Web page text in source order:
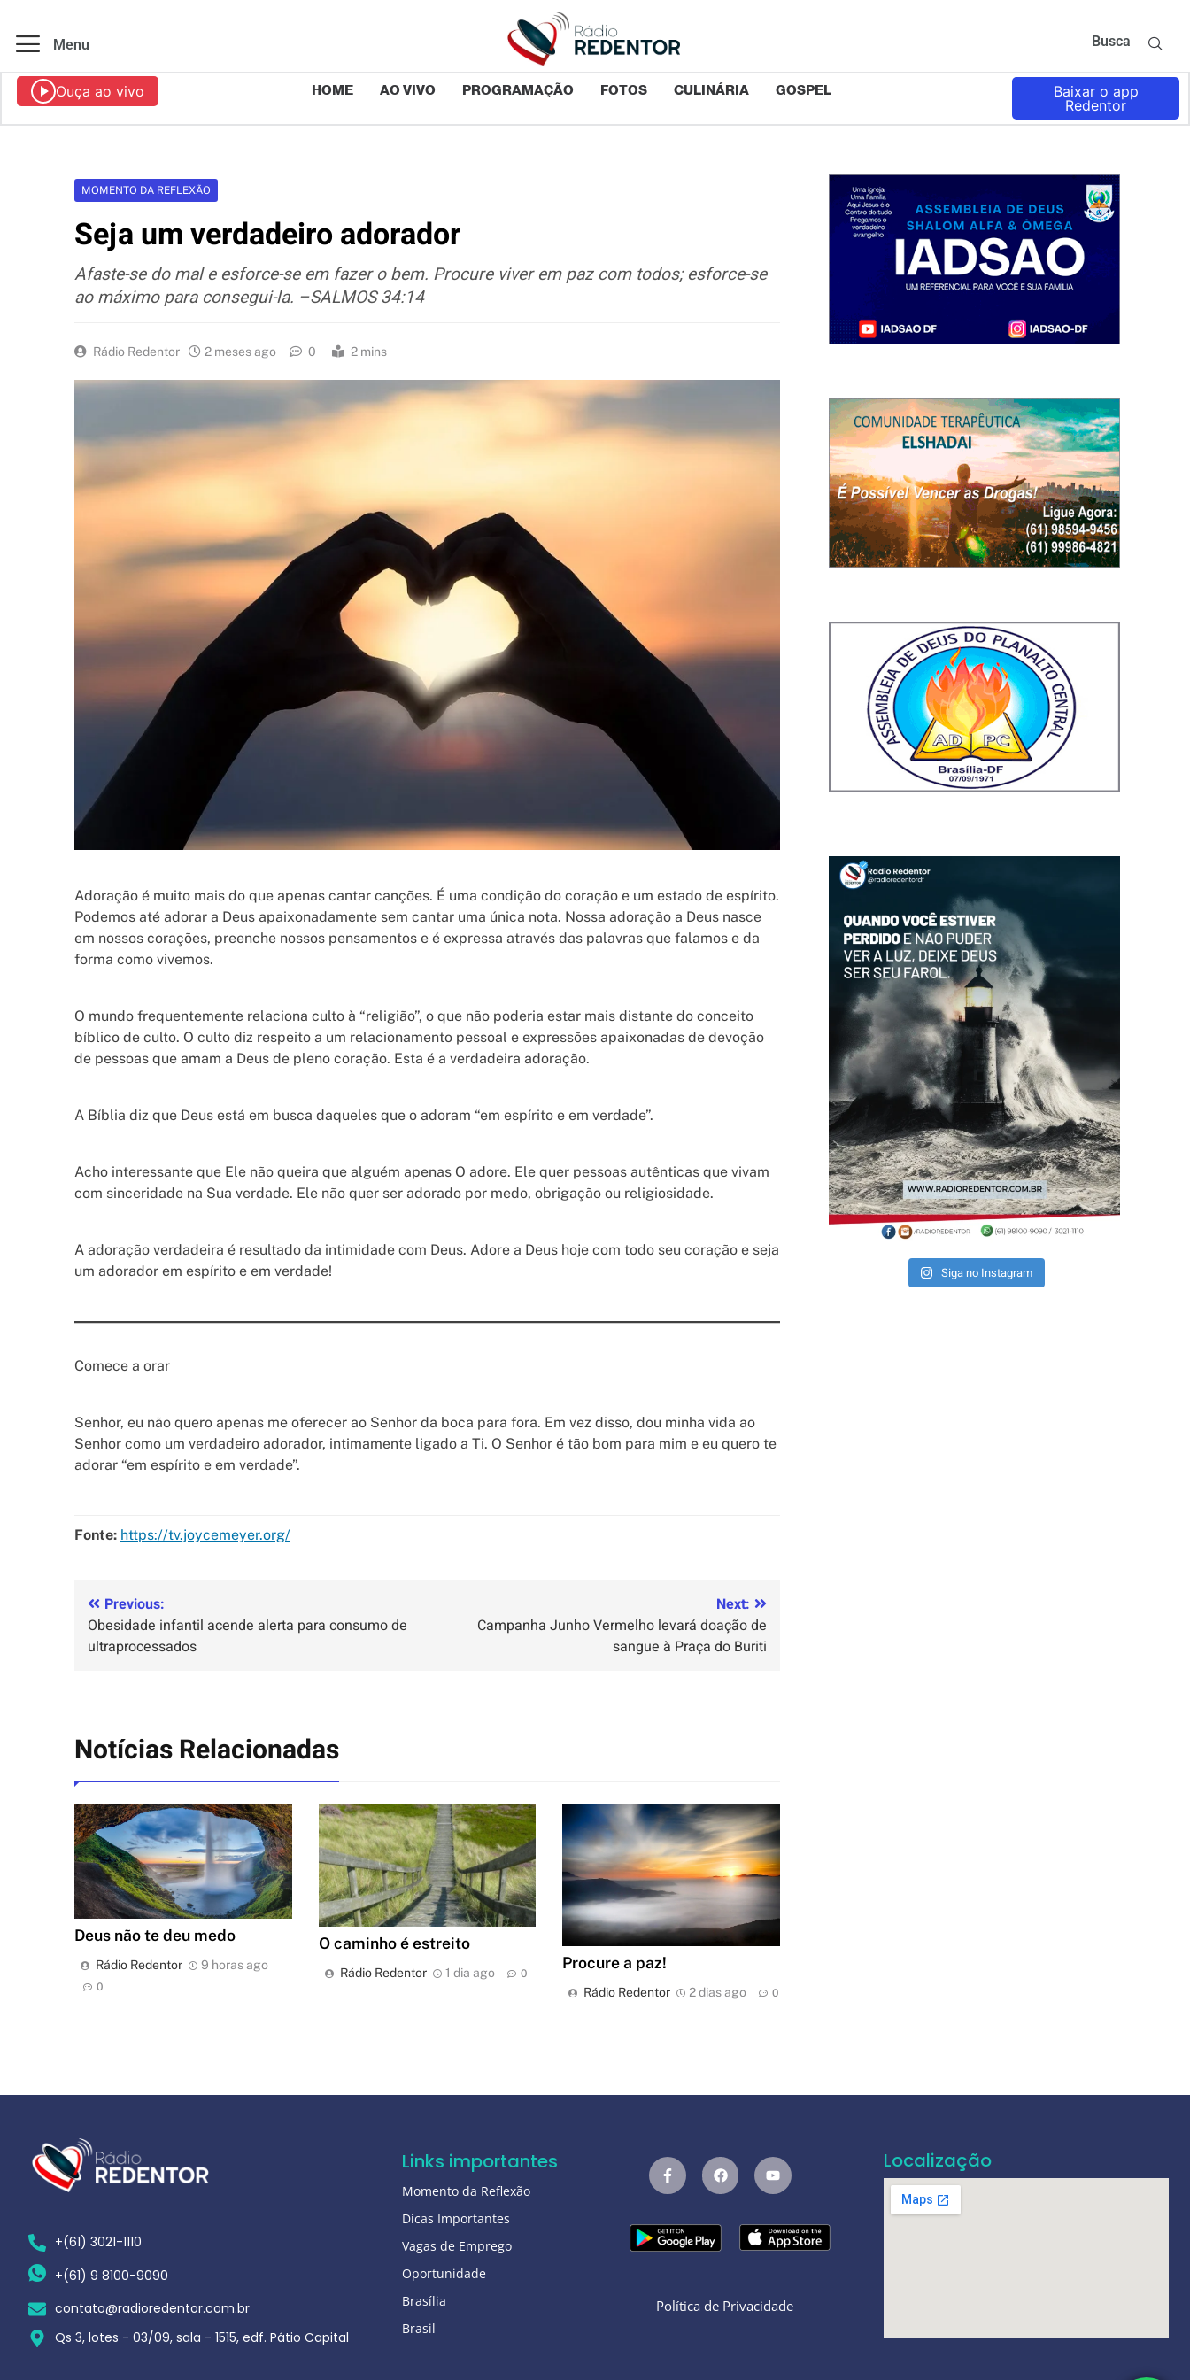
Menu Busca
Ouça ao vivo HOME AO VIVO PROGRAMAÇÃO FOTOS CULINÁRIA GOSPEL
Baixar o app
Redentor
MOMENTO DA REFLEXÃO
Seja um verdadeiro adorador
Afaste-se do mal e esforce-se em fazer o bem. Procure viver em paz com todos; esforce-se
ao máximo para consegui-la. –SALMOS 34:14
Rádio Redentor 2 meses ago 0 2 mins
Adoração é muito mais do que apenas cantar canções. É uma condição do coração e um estado de espírito.
Podemos até adorar a Deus apaixonadamente sem cantar uma única nota. Nossa adoração a Deus nasce
em nossos corações, preenche nossos pensamentos e é expressa através das palavras que falamos e da
forma como vivemos.
O mundo frequentemente relaciona culto à “religião”, o que não poderia estar mais distante do conceito
bíblico de culto. O culto diz respeito a um relacionamento pessoal e expressões apaixonadas de devoção
de pessoas que amam a Deus de pleno coração. Esta é a verdadeira adoração.
A Bíblia diz que Deus está em busca daqueles que o adoram “em espírito e em verdade”.
Acho interessante que Ele não queira que alguém apenas O adore. Ele quer pessoas autênticas que vivam
com sinceridade na Sua verdade. Ele não quer ser adorado por medo, obrigação ou religiosidade.
A adoração verdadeira é resultado da intimidade com Deus. Adore a Deus hoje com todo seu coração e seja
um adorador em espírito e em verdade!
Comece a orar
Senhor, eu não quero apenas me oferecer ao Senhor da boca para fora. Em vez disso, dou minha vida ao
Senhor como um verdadeiro adorador, intimamente ligado a Ti. O Senhor é tão bom para mim e eu quero te
adorar “em espírito e em verdade”.
Fonte: https://tv.joycemeyer.org/
Previous:
Obesidade infantil acende alerta para consumo de
ultraprocessados
Next:
Campanha Junho Vermelho levará doação de
sangue à Praça do Buriti
Notícias Relacionadas
Deus não te deu medo
Rádio Redentor 9 horas ago
0
O caminho é estreito
Rádio Redentor 1 dia ago 0
Procure a paz!
Rádio Redentor 2 dias ago 0
Siga no Instagram
+(61) 3021-1110
+(61) 9 8100-9090
contato@radioredentor.com.br
Qs 3, lotes - 03/09, sala - 1515, edf. Pátio Capital
Links importantes
Momento da Reflexão
Dicas Importantes
Vagas de Emprego
Oportunidade
Brasília
Brasil
Política de Privacidade
Localização